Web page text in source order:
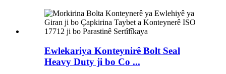
Ewlekariya Konteynirê Bolt Seal
Heavy Duty ji bo Co ...